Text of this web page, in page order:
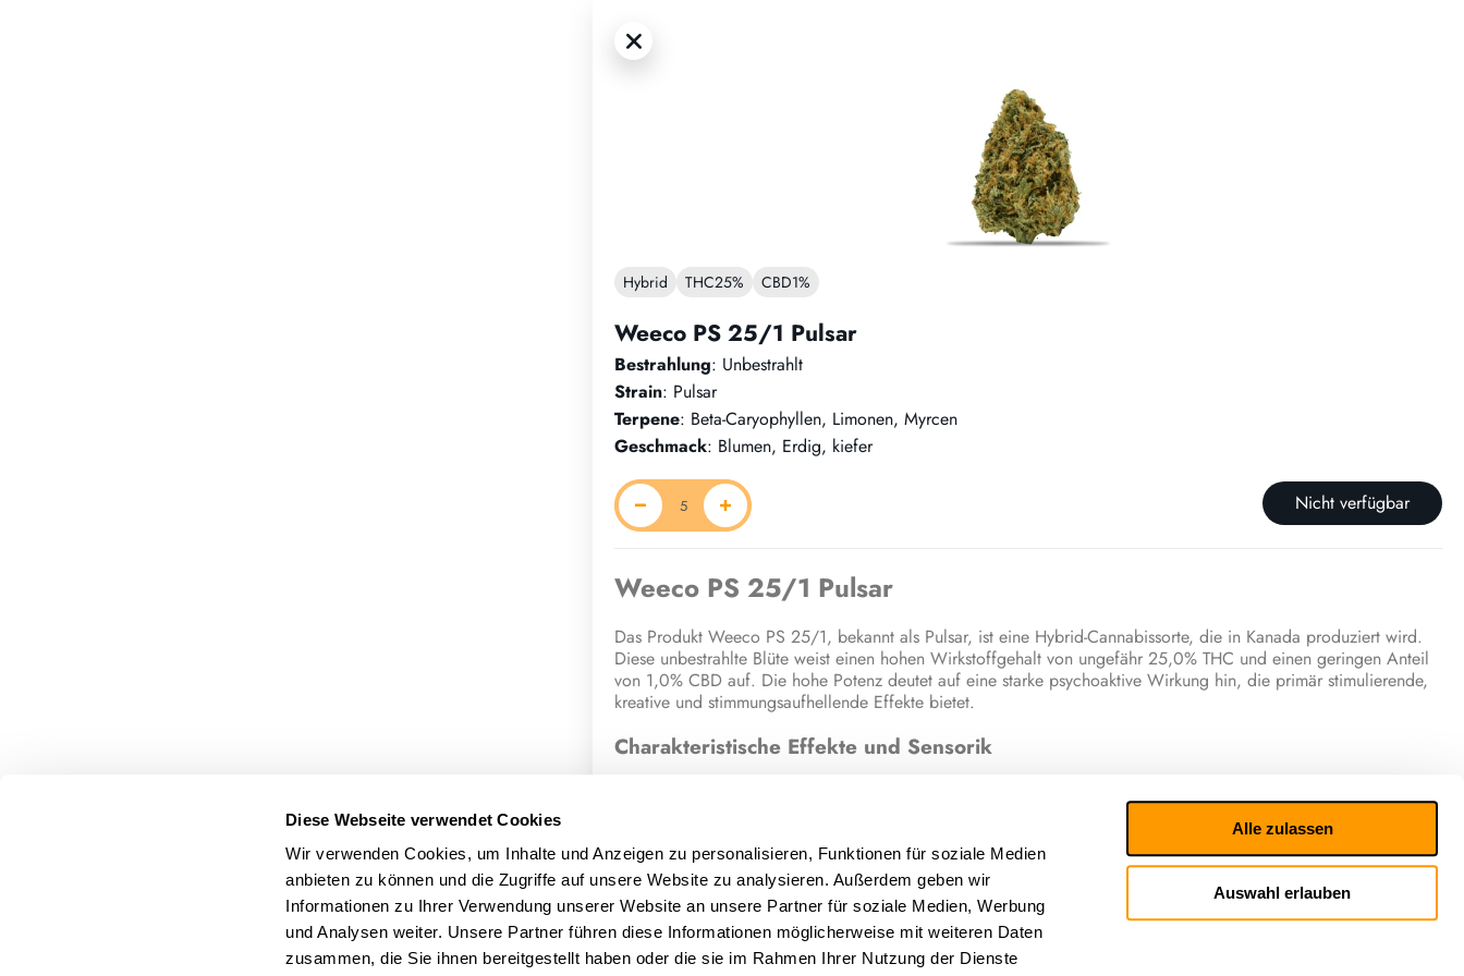
Diese Webseite verwendet Cookies
Wir verwenden Cookies, um Inhalte und Anzeigen zu personalisieren, Funktionen für soziale Medien
anbieten zu können und die Zugriffe auf unsere Website zu analysieren. Außerdem geben wir
Informationen zu Ihrer Verwendung unserer Website an unsere Partner für soziale Medien, Werbung
und Analysen weiter. Unsere Partner führen diese Informationen möglicherweise mit weiteren Daten
zusammen, die Sie ihnen bereitgestellt haben oder die sie im Rahmen Ihrer Nutzung der Dienste
Alle zulassen
Auswahl erlauben
Hybrid THC25% CBD1%
Weeco PS 25/1 Pulsar
Bestrahlung: Unbestrahlt
Strain: Pulsar
Terpene: Beta-Caryophyllen, Limonen, Myrcen
Geschmack: Blumen, Erdig, kiefer
Nicht verfügbar
Weeco PS 25/1 Pulsar
Das Produkt Weeco PS 25/1, bekannt als Pulsar, ist eine Hybrid-Cannabissorte, die in Kanada produziert wird.
Diese unbestrahlte Blüte weist einen hohen Wirkstoffgehalt von ungefähr 25,0% THC und einen geringen Anteil
von 1,0% CBD auf. Die hohe Potenz deutet auf eine starke psychoaktive Wirkung hin, die primär stimulierende,
kreative und stimmungsaufhellende Effekte bietet.
Charakteristische Effekte und Sensorik
Wirkung. Die Blüte soll energetisch wirken, ein glückliches und euphorisches Gefühl hervorrufen, die
Konzentration (fokussiert) und Kreativität steigern sowie die Geselligkeit verbessern. Das sensorische Erlebnis wird
als eine würzige und erdige Mischung beschrieben, mit Noten von Kiefer, Blumen, Erdigkeit, Würzigkeit und
Kräutern.
Terpene und potenzielle medizinische Wirkung
Die spezifischen Eigenschaften und die berichteten Effekte dieses Strains sind eng mit seinem Terpenprofil